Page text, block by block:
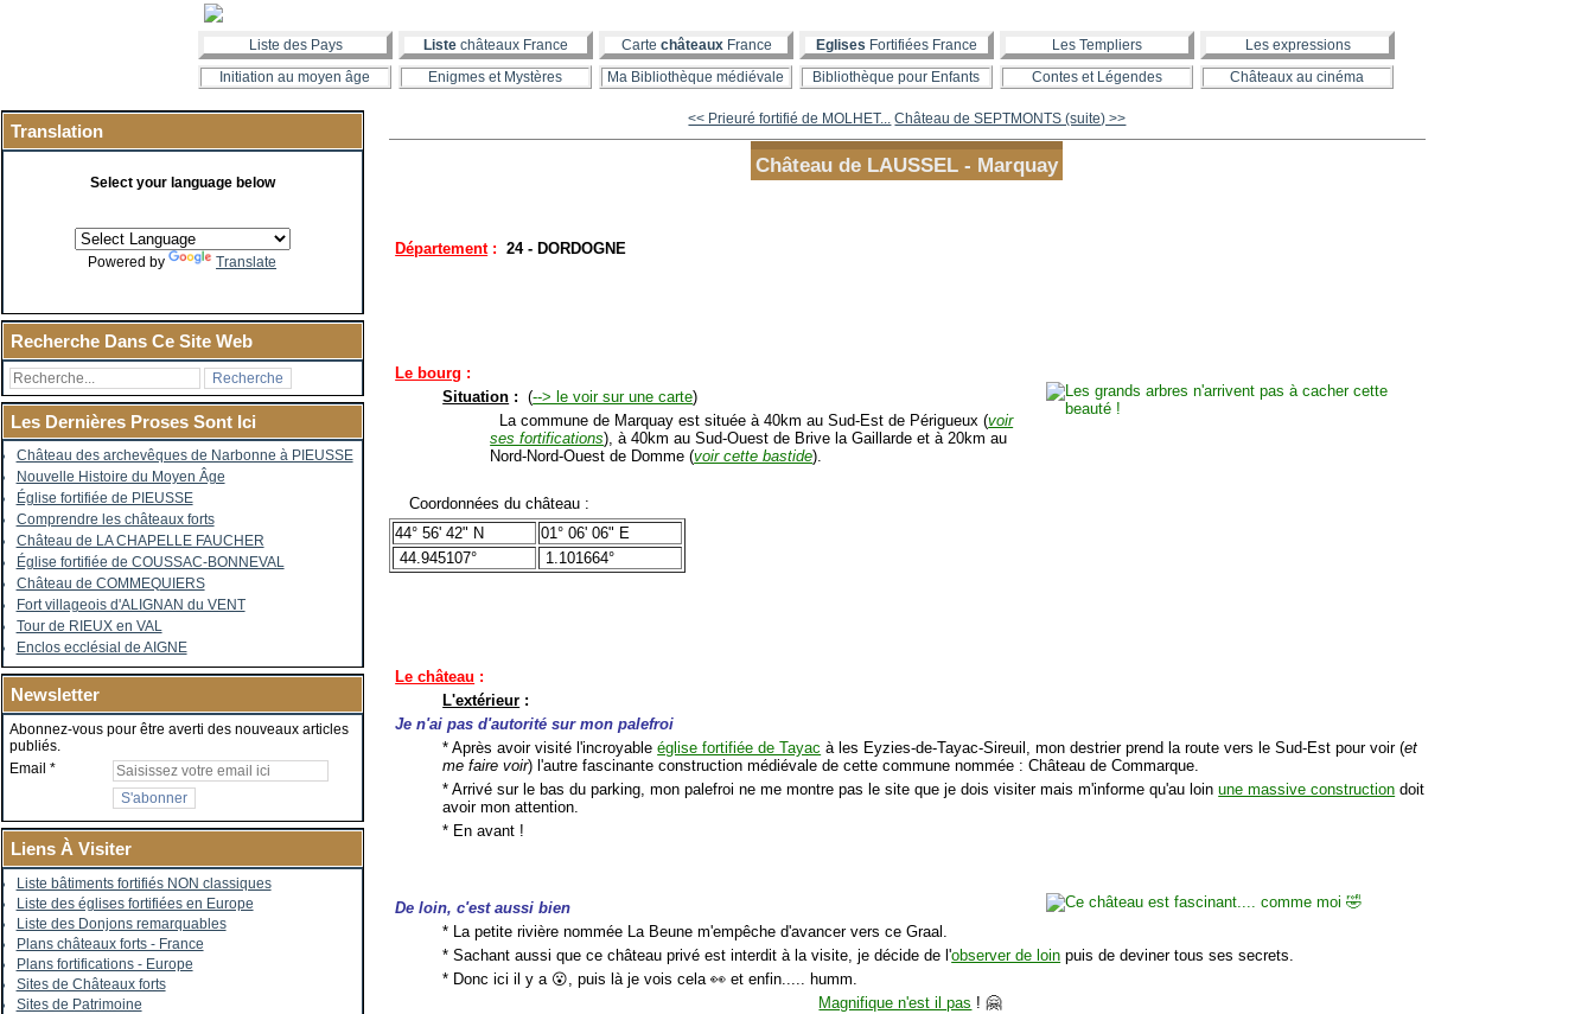
Liste des Pays Liste châteaux France Carte châteauxFrance Eglises Fortifiées France Les Templiers
Les expressions
Initiation au moyen âge
Enigmes et Mystères Ma Bibliothèque médiévale Bibliothèque pour Enfants Contes et Légendes Châteaux au cinéma
Translation
Select your language below
Powered by Translate
Recherche Dans Ce Site Web
Les Dernières Proses Sont Ici
Château des archevêques de Narbonne à PIEUSSE
Nouvelle Histoire du Moyen Âge
Église fortifiée de PIEUSSE
Comprendre les châteaux forts
Château de LA CHAPELLE FAUCHER
Église fortifiée de COUSSAC-BONNEVAL
Château de COMMEQUIERS
Fort villageois d'ALIGNAN du VENT
Tour de RIEUX en VAL
Enclos ecclésial de AIGNE
Newsletter
Abonnez-vous pour être averti des nouveaux articles
publiés.
Email
Liens À Visiter
Liste bâtiments fortifiés NON classiques
Liste des églises fortifiées en Europe
Liste des Donjons remarquables
Plans châteaux forts - France
Plans fortifications - Europe
Sites de Châteaux forts
Sites de Patrimoine
<< Prieuré fortifié de MOLHET... Château de SEPTMONTS (suite) >>
Château de LAUSSEL - Marquay
Département: 24 - DORDOGNE
Le bourg :
Situation : (--> le voir sur une carte)
La commune de Marquay est située à 40km au Sud-Est de Périgueux (voir
ses fortifications), à 40km au Sud-Ouest de Brive la Gaillarde et à 20km au
Nord-Nord-Ouest de Domme (voir cette bastide).
Coordonnées du château :
44° 56' 42" N
01° 06' 06" E
44.945107°
1.101664°
Le château :
L'extérieur :
Je n'ai pas d'autorité sur mon palefroi
* Après avoir visité l'incroyableéglise fortifiée de Tayac à les Eyzies-de-Tayac-Sireuil, mon destrier prend la route vers le Sud-Est pour voir (et
me faire voir) l'autre fascinante construction médiévale de cette commune nommée : Château de Commarque.
* Arrivé sur le bas du parking, mon palefroi ne me montre pas le site que je dois visiter mais m'informe qu'au loinune massive construction doit
avoir mon attention.
* En avant !
De loin, c'est aussi bien
* La petite rivière nommée La Beune m'empêche d'avancer vers ce Graal.
* Sachant aussi que ce château privé est interdit à la visite, je décide de l'observer de loin puis de deviner tous ses secrets.
* Donc ici il y a 😮, puis là je vois cela 👀 et enfin..... humm.
Magnifique n'est il pas ! 🤗